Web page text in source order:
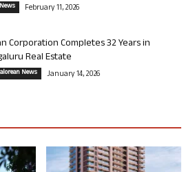
February 11, 2026
Corporation Completes 32 Years in
Real Estate
News January 14, 2026